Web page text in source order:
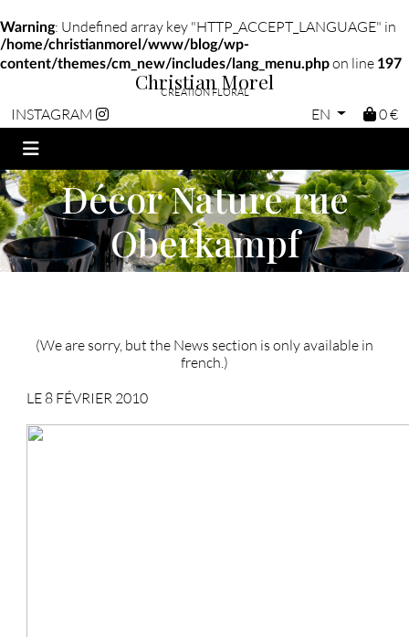
Warning: Undefined array key "HTTP_ACCEPT_LANGUAGE" in
/home/christianmorel/www/blog/wp-
content/themes/cm_new/includes/lang_menu.phpon line 197
INSTAGRAM
Christian Morel
CRÉATION FLORAL
EN 0 €
Décor Nature rue
Oberkampf
(We are sorry, but the News section is only available in
french.)
LE 8 FÉVRIER 2010